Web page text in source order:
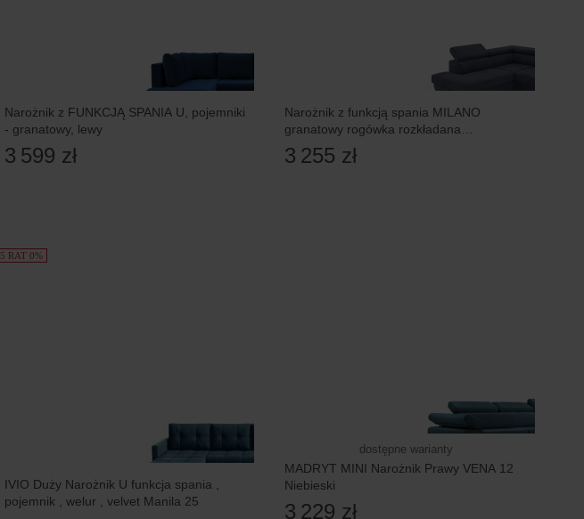
Narożnik z FUNKCJĄ SPANIA U, pojemniki
- granatowy, lewy
3 599 zł
Narożnik z funkcją spania MILANO
granatowy rogówka rozkładana
wybór strony
3 255 zł
5 RAT 0%
IVIO Duży Narożnik U funkcja spania ,
pojemnik , welur , velvet Manila 25
dostępne warianty
MADRYT MINI Narożnik Prawy VENA 12
Niebieski
3 229 zł